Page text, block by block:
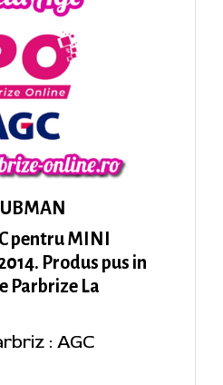
pentru MINI
Produs pus in
Parbrize La
: AGC